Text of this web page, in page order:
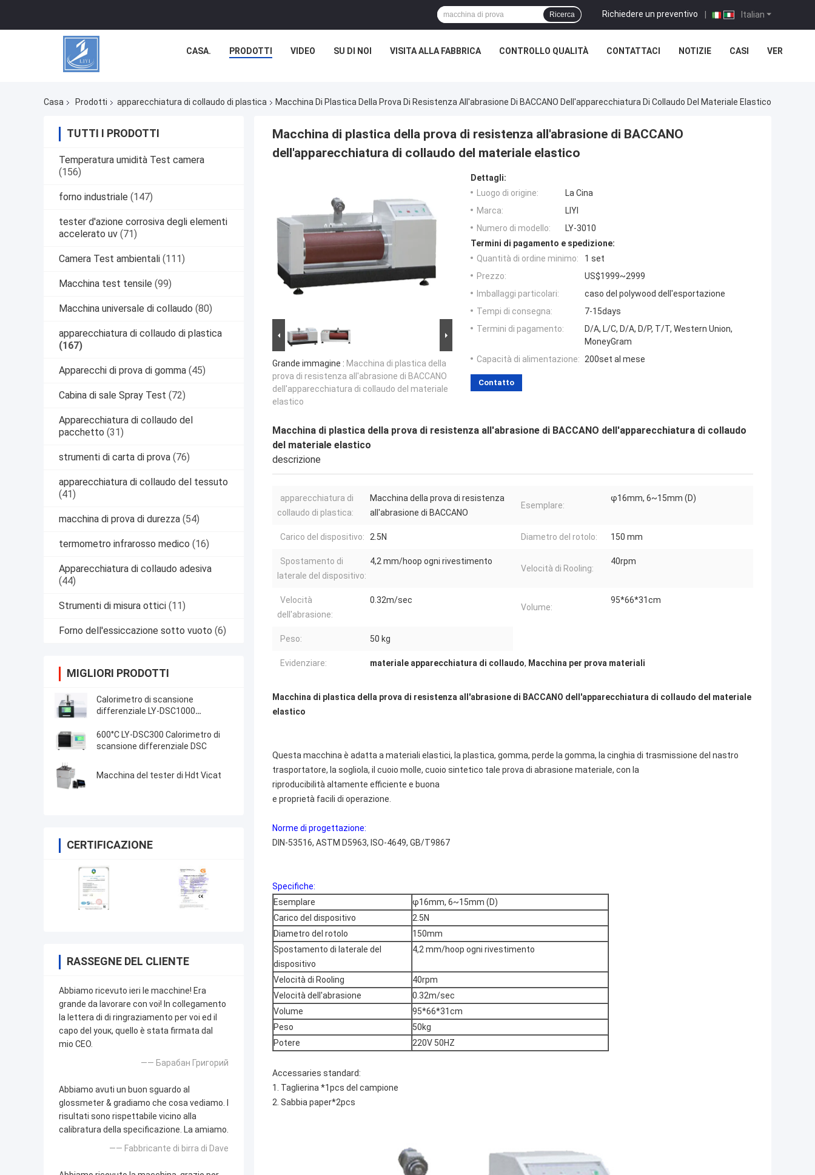
Italian
Richiedere un preventivo |
Ricerca
CASA. PRODOTTI VIDEO SU DI NOI VISITA ALLA FABBRICA CONTROLLO QUALITÀ CONTATTACI NOTIZIE CASI VER
Casa Prodotti apparecchiatura di collaudo di plastica Macchina Di Plastica Della Prova Di Resistenza All'abrasione Di BACCANO Dell'apparecchiatura Di Collaudo Del Materiale Elastico
TUTTI I PRODOTTI
Temperatura umidità Test camera
(156)
forno industriale (147)
tester d'azione corrosiva degli elementi
accelerato uv (71)
Camera Test ambientali (111)
Macchina test tensile (99)
Macchina universale di collaudo (80)
apparecchiatura di collaudo di plastica
(167)
Apparecchi di prova di gomma (45)
Cabina di sale Spray Test (72)
Apparecchiatura di collaudo del
pacchetto (31)
strumenti di carta di prova (76)
apparecchiatura di collaudo del tessuto
(41)
macchina di prova di durezza (54)
termometro infrarosso medico (16)
Apparecchiatura di collaudo adesiva
(44)
Strumenti di misura ottici (11)
Forno dell'essiccazione sotto vuoto (6)
MIGLIORI PRODOTTI
Calorimetro di scansione
differenziale LY-DSC1000
600°C LY-DSC300 Calorimetro di
scansione differenziale DSC
Macchina del tester di Hdt Vicat
CERTIFICAZIONE
RASSEGNE DEL CLIENTE
Abbiamo ricevuto ieri le macchine! Era
grande da lavorare con voi! In collegamento
la lettera di di ringraziamento per voi ed il
capo del youк, quello è stata firmata dal
mio CEO.
—— Барабан Григорий
Abbiamo avuti un buon sguardo al
glossmeter & gradiamo che cosa vediamo. I
risultati sono rispettabile vicino alla
calibratura della specificazione. La amiamo.
—— Fabbricante di birra di Dave
Macchina di plastica della prova di resistenza all'abrasione di BACCANO
dell'apparecchiatura di collaudo del materiale elastico
Grande immagine : Macchina di plastica della
prova di resistenza all'abrasione di BACCANO
dell'apparecchiatura di collaudo del materiale
elastico
Dettagli:
Luogo di origine:
La Cina
Marca:
LIYI
Numero di modello:
LY-3010
Termini di pagamento e spedizione:
Quantità di ordine minimo:
1 set
Prezzo:
US$1999~2999
Imballaggi particolari:
caso del polywood dell'esportazione
Tempi di consegna:
7-15days
Termini di pagamento:
D/A, L/C, D/A, D/P, T/T, Western Union,
MoneyGram
Capacità di alimentazione: 200set al mese
Contatto
Macchina di plastica della prova di resistenza all'abrasione di BACCANO dell'apparecchiatura di collaudo
del materiale elastico
descrizione
apparecchiatura di
collaudo di plastica:
Macchina della prova di resistenza
all'abrasione di BACCANO
Esemplare:
φ16mm, 6~15mm (D)
Carico del dispositivo: 2.5N Diametro del rotolo: 150 mm
Spostamento di
laterale del dispositivo:
4,2 mm/hoop ogni rivestimento
Velocità di Rooling:
40rpm
Velocità
dell'abrasione:
0.32m/sec
Volume:
95*66*31cm
Peso: 50 kg
Evidenziare: materiale apparecchiatura di collaudo, Macchina per prova materiali
Macchina di plastica della prova di resistenza all'abrasione di BACCANO dell'apparecchiatura di collaudo del materiale
elastico
Questa macchina è adatta a materiali elastici, la plastica, gomma, perde la gomma, la cinghia di trasmissione del nastro
trasportatore, la sogliola, il cuoio molle, cuoio sintetico tale prova di abrasione materiale, con la
riproducibilità altamente efficiente e buona
e proprietà facili di operazione.
Norme di progettazione:
DIN-53516, ASTM D5963, ISO-4649, GB/T9867
Specifiche:
Esemplare
φ16mm, 6~15mm (D)
Carico del dispositivo
2.5N
Diametro del rotolo
150mm
Spostamento di laterale del
dispositivo
4,2 mm/hoop ogni rivestimento
Velocità di Rooling
40rpm
Velocità dell'abrasione
0.32m/sec
Volume
95*66*31cm
Peso
50kg
Potere
220V 50HZ
Accessaries standard:
1. Taglierina *1pcs del campione
2. Sabbia paper*2pcs